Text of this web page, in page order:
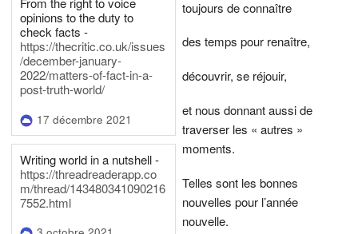
opinions to the duty to
check facts -
https://thecritic.co.uk/issues
/december-january-
2022/matters-of-fact-in-a-
post-truth-world/
17 décembre 2021
Writing world in a nutshell -
https://threadreaderapp.co
m/thread/143480341090216
7552.html
toujours de connaître
des temps pour renaître,
découvrir, se réjouir,
et nous donnant aussi de
traverser les « autres »
moments.
Telles sont les bonnes
nouvelles pour l’année
nouvelle.